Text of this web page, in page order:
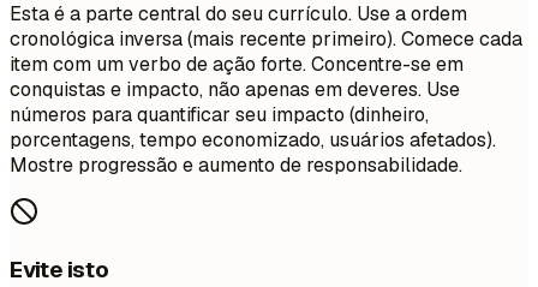
Esta é a parte central do seu currículo. Use a ordem
cronológica inversa (mais recente primeiro). Comece cada
item com um verbo de ação forte. Concentre-se em
conquistas e impacto, não apenas em deveres. Use
números para quantificar seu impacto (dinheiro,
porcentagens, tempo economizado, usuários afetados).
Mostre progressão e aumento de responsabilidade.
Evite isto